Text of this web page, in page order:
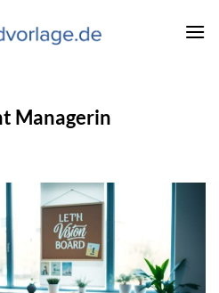
Managerin